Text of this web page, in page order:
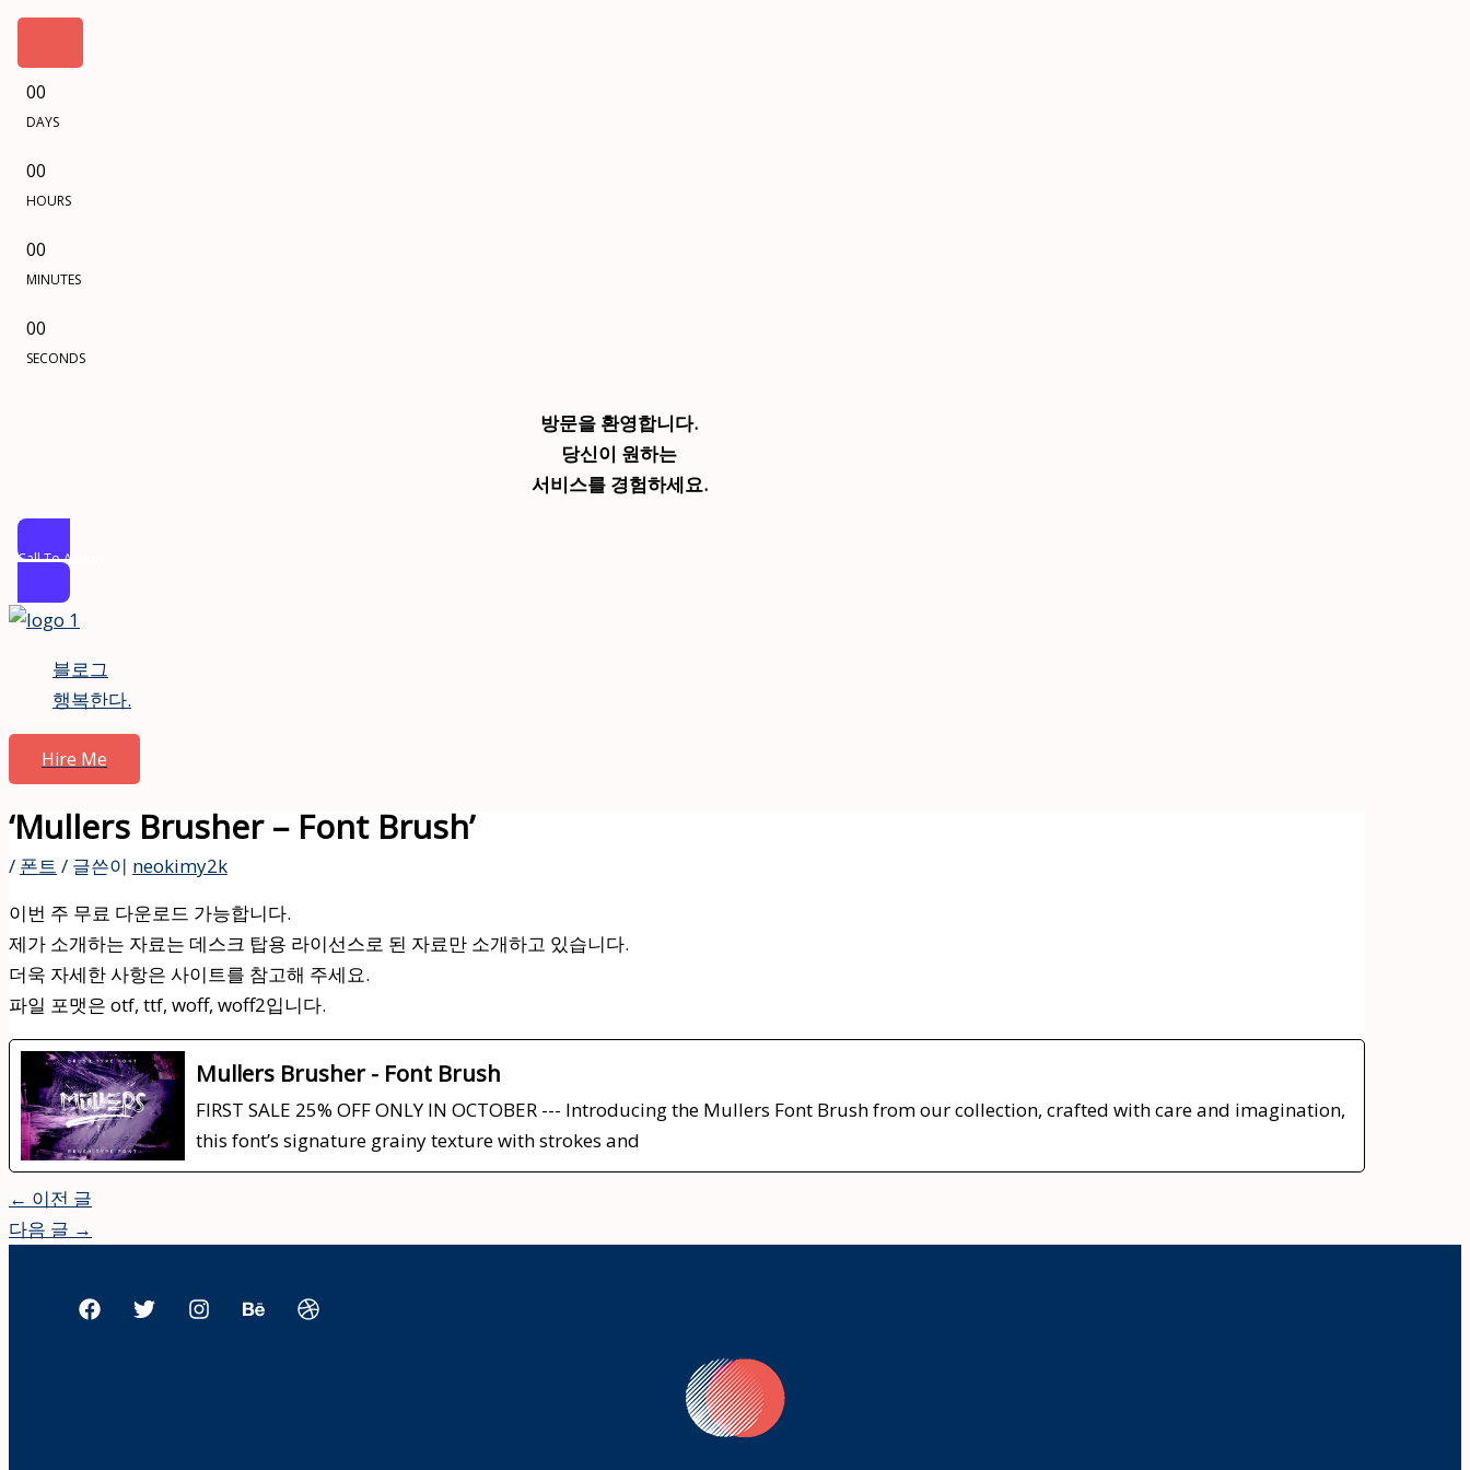
00
DAYS
00
HOURS
00
MINUTES
00
SECONDS
방문을 환영합니다.
당신이 원하는
서비스를 경험하세요.
Call To Action
콘
건
기
블로그
행복한다.
Hire Me
‘Mullers Brusher – Font Brush’
/ 폰트 / 글쓴이 neokimy2k
이번 주 무료 다운로드 가능합니다.
제가 소개하는 자료는 데스크 탑용 라이선스로 된 자료만 소개하고 있습니다.
더욱 자세한 사항은 사이트를 참고해 주세요.
파일 포맷은 otf, ttf, woff, woff2입니다.
Mullers Brusher - Font Brush
FIRST SALE 25% OFF ONLY IN OCTOBER --- Introducing the Mullers Font Brush from our collection, crafted with care and imagination,
this font’s signature grainy texture with strokes and
← 이전 글
다음 글 →